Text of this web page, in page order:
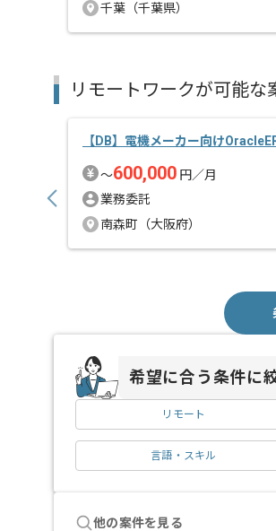
千葉（千葉県）
リモートワークが可能な
【DB】電機メーカー向け
〜600,000 円／月
業務委託
南森町（大阪府）
希望に合う条件に
リモート
言語・スキル
他の案件を見る